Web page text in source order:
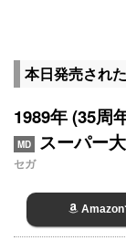
本日発売され
1989年 (35周
MD スーパー
セガ
Amazon